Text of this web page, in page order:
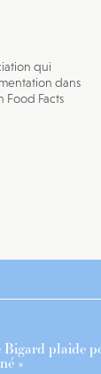
qui
dans
Food Facts
plaide
»